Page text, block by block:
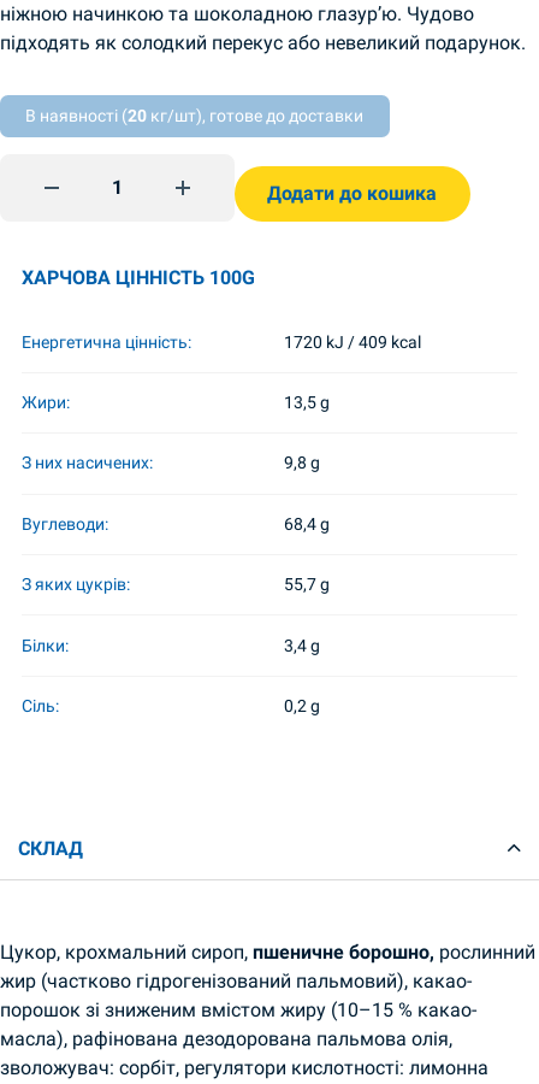
ніжною начинкою та шоколадною глазур’ю. Чудово
підходять як солодкий перекус або невеликий подарунок.
В наявності (20 кг/шт), готове до доставки
Десерт зі смаком чорниці та маскарпоне 232г Konti
Додати до кошика
ХАРЧОВА ЦІННІСТЬ 100G
Енергетична цінність: 1720 kJ / 409 kcal
Жири: 13,5 g
З них насичених: 9,8 g
Вуглеводи: 68,4 g
З яких цукрів: 55,7 g
Білки: 3,4 g
Сіль: 0,2 g
СКЛАД
Цукор, крохмальний сироп, пшеничне борошно, рослинний
жир (частково гідрогенізований пальмовий), какао-
порошок зі зниженим вмістом жиру (10–15 % какао-
масла), рафінована дезодорована пальмова олія,
зволожувач: сорбіт, регулятори кислотності: лимонна